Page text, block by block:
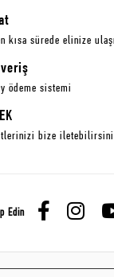
kısa sürede elinize
ödeme sistemi
bize
Edin